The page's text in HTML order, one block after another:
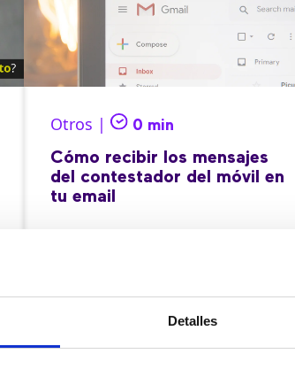
Detalles
Otros | 0 min
Cómo recibir los mensajes
del contestador del móvil en
tu email